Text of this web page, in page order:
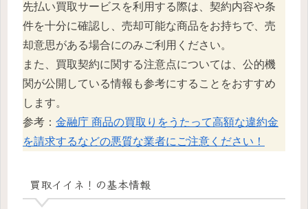
先払い買取サービスを利用する際は、契約内容や条
件を十分に確認し、売却可能な商品をお持ちで、売
却意思がある場合にのみご利用ください。
また、買取契約に関する注意点については、公的機
関が公開している情報も参考にすることをおすすめ
します。
参考： 金融庁 商品の買取りをうたって高額な違約金
を請求するなどの悪質な業者にご注意ください！
買取イイネ！ の基本情報